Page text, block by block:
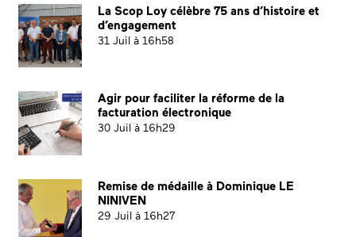
La Scop Loy célèbre 75 ans d’histoire et
d’engagement
31 Juil à 16h58
Agir pour faciliter la réforme de la
facturation électronique
30 Juil à 16h29
Remise de médaille à Dominique LE
NINIVEN
29 Juil à 16h27